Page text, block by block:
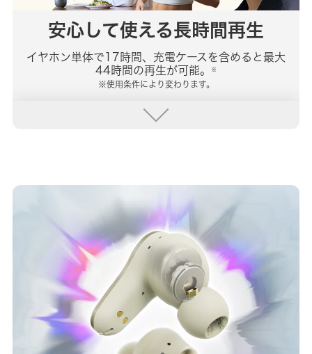
安心して使える長時間再生
イヤホン単体で17時間、充電ケースを含めると最大
44時間の再生が可能。
※
※使用条件により変わります。